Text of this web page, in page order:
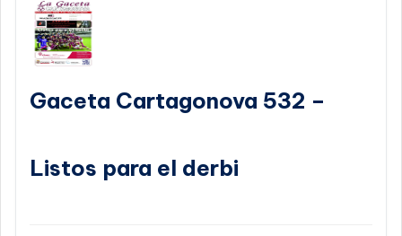
Gaceta Cartagonova 532 –
Listos para el derbi